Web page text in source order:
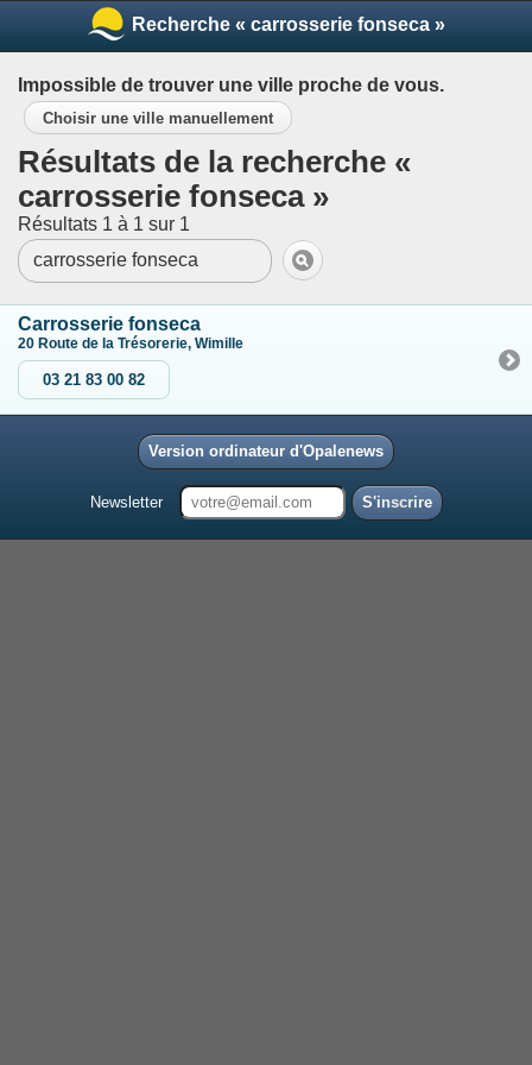
Recherche « carrosserie fonseca »
Impossible de trouver une ville proche de vous.
Choisir une ville manuellement
Résultats de la recherche «
carrosserie fonseca »
Résultats 1 à 1 sur 1
Carrosserie fonseca
20 Route de la Trésorerie, Wimille
03 21 83 00 82
Version ordinateur d'Opalenews
Newsletter S'inscrire